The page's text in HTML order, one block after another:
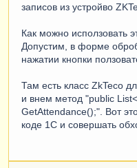
записов из устройво
Как можно исползовать
Допустим, в форме
нажатии кнопки
Там есть класс ZkTeco
и внем метод "public
GetAttendance();". Вот
коде 1С и совершать